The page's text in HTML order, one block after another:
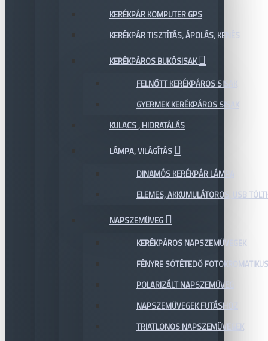
KERÉKPÁR KOMPUTER GPS
KERÉKPÁR TISZTÍTÁS, ÁPOLÁS, KENÉS
KERÉKPÁROS BUKÓSISAK
FELNŐTT KERÉKPÁROS SISAK
GYERMEK KERÉKPÁROS SISAK
KULACS , HIDRATÁLÁS
LÁMPA, VILÁGÍTÁS
DINAMÓS KERÉKPÁR LÁMPA
ELEMES, AKKUMULÁTOROS, USB
NAPSZEMÜVEG
KERÉKPÁROS NAPSZEMÜVEGEK
FÉNYRE SÖTÉTEDŐ
POLARIZÁLT NAPSZEMÜVEG
NAPSZEMÜVEGEK FUTÁSHOZ
TRIATLONOS NAPSZEMÜVEGEK